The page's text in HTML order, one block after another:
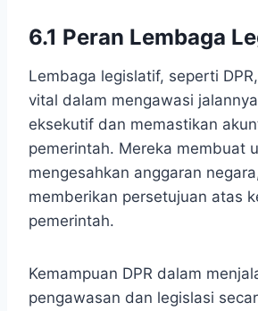
6.1 Peran Lembaga
Lembaga legislatif, seperti
vital dalam mengawasi
eksekutif dan memastikan
pemerintah. Mereka membuat
mengesahkan anggaran
memberikan persetujuan atas
pemerintah.
Kemampuan DPR dalam
pengawasan dan legislasi